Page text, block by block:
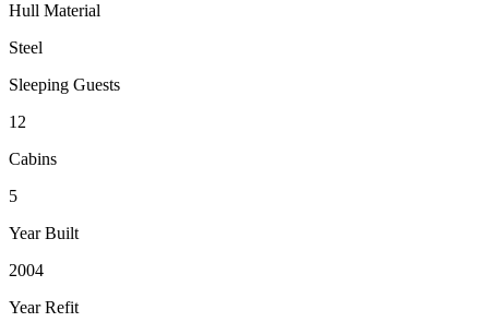
Hull Material
Steel
Sleeping Guests
12
Cabins
5
Year Built
2004
Year Refit